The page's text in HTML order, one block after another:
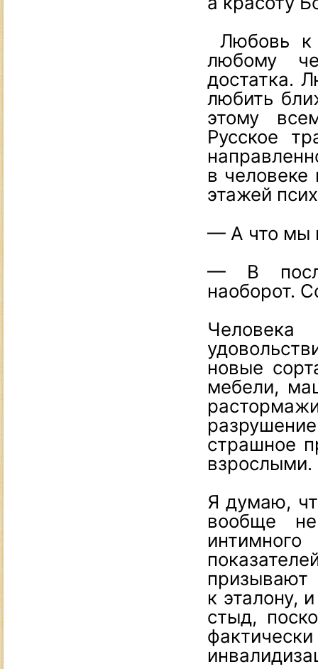
Любовь к
любому
достатка.
любить
этому
Русское
в человеке
этажей
— А что мы
— В
наоборот.
Человека
новые
мебели,
страшное
взрослыми.
Я думаю,
вообще
к эталону,
стыд,